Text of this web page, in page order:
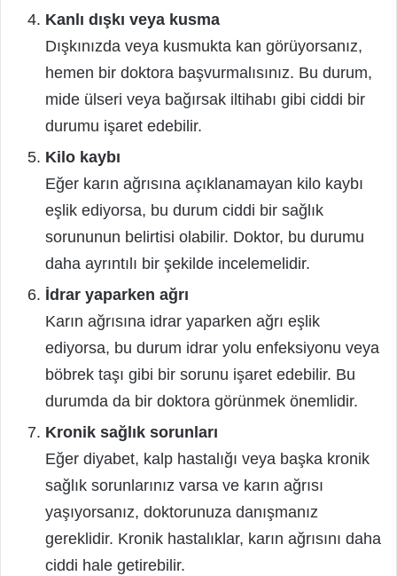
Kanlı dışkı veya kusma
Dışkınızda veya kusmukta kan görüyorsanız,
hemen bir doktora başvurmalısınız. Bu durum,
mide ülseri veya bağırsak iltihabı gibi ciddi bir
durumu işaret edebilir.
Kilo kaybı
Eğer karın ağrısına açıklanamayan kilo kaybı
eşlik ediyorsa, bu durum ciddi bir sağlık
sorununun belirtisi olabilir. Doktor, bu durumu
daha ayrıntılı bir şekilde incelemelidir.
İdrar yaparken ağrı
Karın ağrısına idrar yaparken ağrı eşlik
ediyorsa, bu durum idrar yolu enfeksiyonu veya
böbrek taşı gibi bir sorunu işaret edebilir. Bu
durumda da bir doktora görünmek önemlidir.
Kronik sağlık sorunları
Eğer diyabet, kalp hastalığı veya başka kronik
sağlık sorunlarınız varsa ve karın ağrısı
yaşıyorsanız, doktorunuza danışmanız
gereklidir. Kronik hastalıklar, karın ağrısını daha
ciddi hale getirebilir.